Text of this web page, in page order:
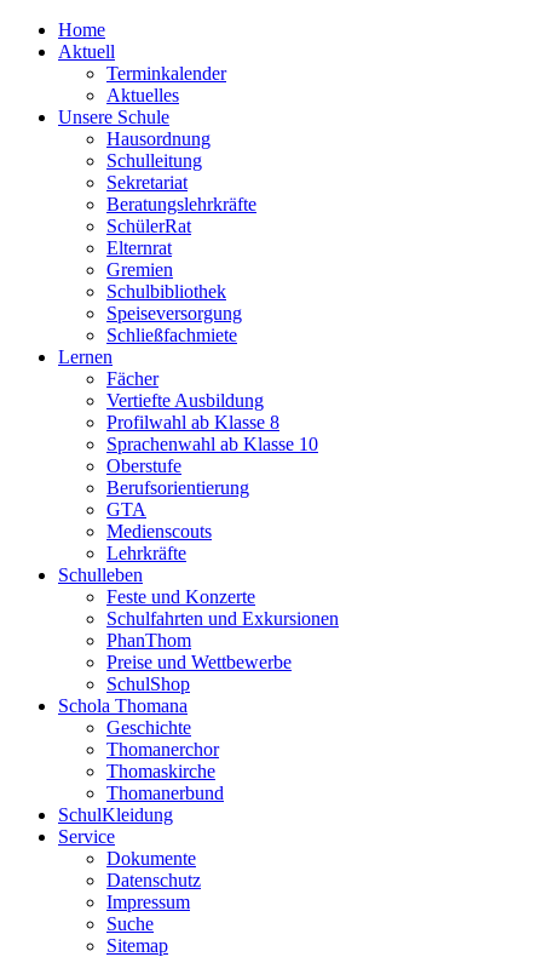
Home
Aktuell
Terminkalender
Aktuelles
Unsere Schule
Hausordnung
Schulleitung
Sekretariat
Beratungslehrkräfte
SchülerRat
Elternrat
Gremien
Schulbibliothek
Speiseversorgung
Schließfachmiete
Lernen
Fächer
Vertiefte Ausbildung
Profilwahl ab Klasse 8
Sprachenwahl ab Klasse 10
Oberstufe
Berufsorientierung
GTA
Medienscouts
Lehrkräfte
Schulleben
Feste und Konzerte
Schulfahrten und Exkursionen
PhanThom
Preise und Wettbewerbe
SchulShop
Schola Thomana
Geschichte
Thomanerchor
Thomaskirche
Thomanerbund
SchulKleidung
Service
Dokumente
Datenschutz
Impressum
Suche
Sitemap